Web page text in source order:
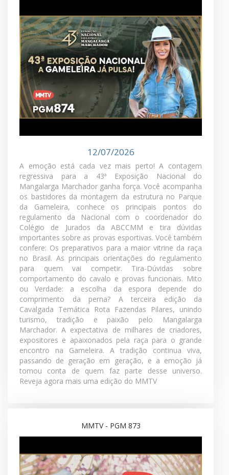
Últimos programas TODOS OS PROGRAMAS
12/07/2026
A emoção está cada vez mais perto! A contagem
regressiva para a 43ª Exposição Nacional do
Mangalarga Marchador ganha força. Você acompanha
os bastidores da montagem da estrutura no Parque
da Gameleira, conhece os principais pontos do
regulamento da Nacional com o coordenador do
Colégio de Jurados da ABCCMM e tira dúvidas
importantes sobre as provas esportivas. Você também
comportamento do cavalo e provas funcionais. Mito
ou Verdade: a escolha da espora depende do
Cavalgada Temática Rota Fazendas Pilares, unindo
turismo, tradição e paixão pelo Mangalarga
Marchador. A expectativa de milhares de criadores,